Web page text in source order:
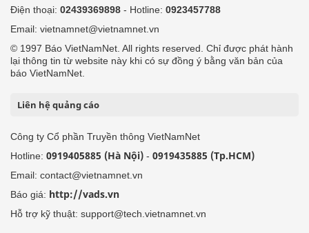
Điện thoại: 02439369898 - Hotline: 0923457788
Email: vietnamnet@vietnamnet.vn
© 1997 Báo VietNamNet. All rights reserved. Chỉ được phát hành
lại thông tin từ website này khi có sự đồng ý bằng văn bản của
báo VietNamNet.
Liên hệ quảng cáo
Công ty Cổ phần Truyền thông VietNamNet
Hotline: 0919405885 (Hà Nội) - 0919435885 (Tp.HCM)
Email: contact@vietnamnet.vn
Báo giá: http://vads.vn
Hỗ trợ kỹ thuật: support@tech.vietnamnet.vn